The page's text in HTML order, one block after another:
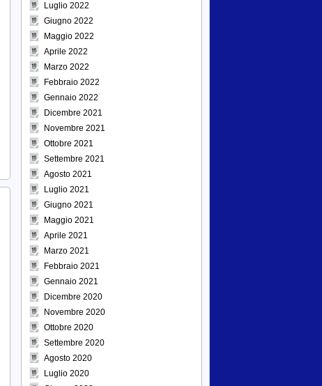
Luglio 2022
Giugno 2022
Maggio 2022
Aprile 2022
Marzo 2022
Febbraio 2022
Gennaio 2022
Dicembre 2021
Novembre 2021
Ottobre 2021
Settembre 2021
Agosto 2021
Luglio 2021
Giugno 2021
Maggio 2021
Aprile 2021
Marzo 2021
Febbraio 2021
Gennaio 2021
Dicembre 2020
Novembre 2020
Ottobre 2020
Settembre 2020
Agosto 2020
Luglio 2020